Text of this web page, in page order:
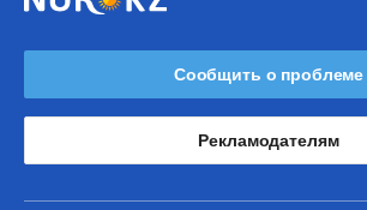
Сообщить о проблеме
Рекламодателям